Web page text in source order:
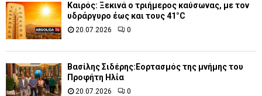
Καιρός: Ξεκινά ο τριήμερος καύσωνας, με τον
υδράργυρο έως και τους 41°C
20.07.2026 0
Βασίλης Σιδέρης:Εορτασμός της μνήμης του
Προφήτη Ηλία
20.07.2026 0